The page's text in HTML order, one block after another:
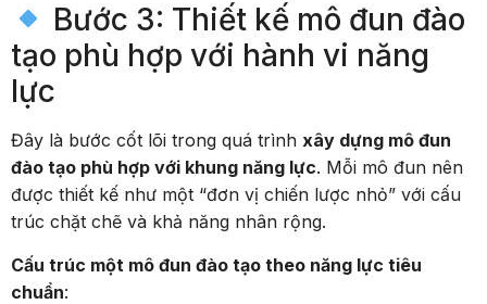
Bước 3: Thiết kế mô đun đào
tạo phù hợp với hành vi năng
lực
Đây là bước cốt lõi trong quá trình xây dựng mô đun
đào tạo phù hợp với khung năng lực. Mỗi mô đun nên
được thiết kế như một “đơn vị chiến lược nhỏ” với cấu
trúc chặt chẽ và khả năng nhân rộng.
Cấu trúc một mô đun đào tạo theo năng lực tiêu
chuẩn: